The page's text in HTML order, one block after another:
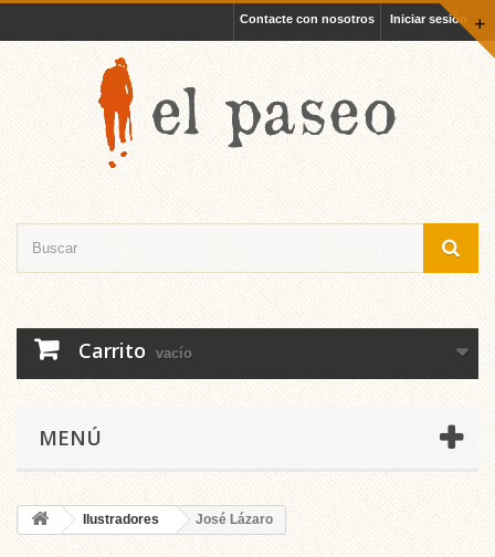
+
Iniciar sesión
Contacte con nosotros
Carrito vacío
MENÚ
Ilustradores José Lázaro